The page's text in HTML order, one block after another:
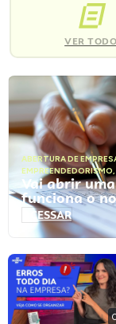
VER
ABERTURA DE
EMPREENDEDORISMO,
Vai abrir
funciona o
ACESSAR